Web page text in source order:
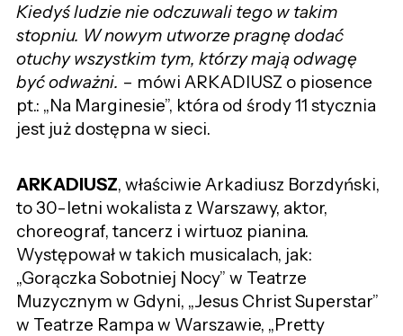
Kiedyś ludzie nie odczuwali tego w takim
stopniu. W nowym utworze pragnę dodać
otuchy wszystkim tym, którzy mają odwagę
być odważni. – mówi ARKADIUSZ o piosence
pt.: „Na Marginesie”, która od środy 11 stycznia
jest już dostępna w sieci.
ARKADIUSZ, właściwie Arkadiusz Borzdyński,
to 30-letni wokalista z Warszawy, aktor,
choreograf, tancerz i wirtuoz pianina.
Występował w takich musicalach, jak:
„Gorączka Sobotniej Nocy” w Teatrze
Muzycznym w Gdyni, „Jesus Christ Superstar”
w Teatrze Rampa w Warszawie, „Pretty